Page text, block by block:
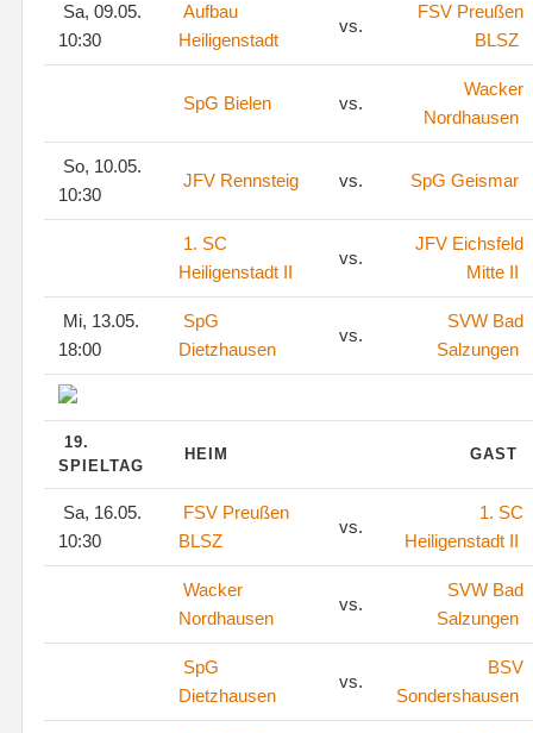
Sa, 09.05.
10:30
Aufbau
Heiligenstadt
vs.
FSV Preußen
BLSZ
SpG Bielen vs.
Wacker
Nordhausen
So, 10.05.
10:30
JFV Rennsteig vs. SpG Geismar
1. SC
Heiligenstadt II
vs.
JFV Eichsfeld
Mitte II
Mi, 13.05.
18:00
SpG
Dietzhausen
vs.
SVW Bad
Salzungen
19.
SPIELTAG
HEIM GAST
Sa, 16.05.
10:30
FSV Preußen
BLSZ
vs.
1. SC
Heiligenstadt II
Wacker
Nordhausen
vs.
SVW Bad
Salzungen
SpG
Dietzhausen
vs.
BSV
Sondershausen